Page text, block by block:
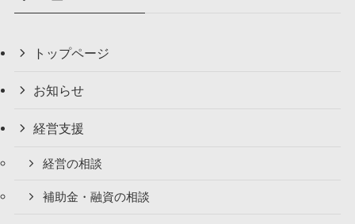
トップページ
お知らせ
経営支援
経営の相談
補助金・融資の相談